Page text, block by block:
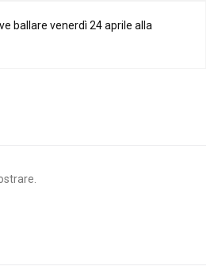
ballare venerdì 24 aprile alla